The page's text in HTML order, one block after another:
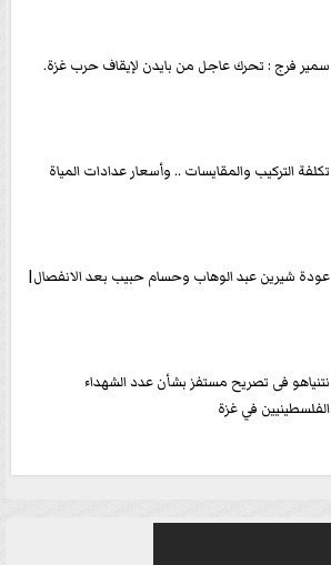
سمير فرج : تحرك عاجل من بايدن لإيقاف حرب غزة.
تكلفة التركيب والمقايسات .. وأسعار عدادات المياة
عودة شيرين عبد الوهاب وحسام حبيب بعد الانفصال|
نتنياهو فى تصريح مستفز بشأن عدد الشهداء
الفلسطينيين في غزة